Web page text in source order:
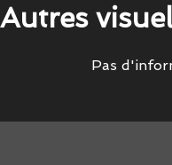
Autres
Pas